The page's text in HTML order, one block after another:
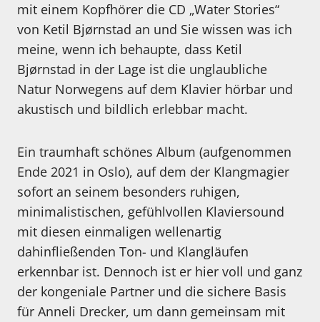
mit einem Kopfhörer die CD „Water Stories“
von Ketil Bjørnstad an und Sie wissen was ich
meine, wenn ich behaupte, dass Ketil
Bjørnstad in der Lage ist die unglaubliche
Natur Norwegens auf dem Klavier hörbar und
akustisch und bildlich erlebbar macht.
Ein traumhaft schönes Album (aufgenommen
Ende 2021 in Oslo), auf dem der Klangmagier
sofort an seinem besonders ruhigen,
minimalistischen, gefühlvollen Klaviersound
mit diesen einmaligen wellenartig
dahinfließenden Ton- und Klangläufen
erkennbar ist. Dennoch ist er hier voll und ganz
der kongeniale Partner und die sichere Basis
für Anneli Drecker, um dann gemeinsam mit